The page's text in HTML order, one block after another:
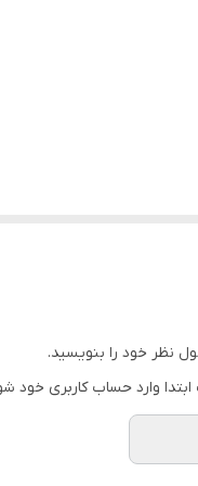
نظر خود را بنویسید.
وارد حساب کاربری خود